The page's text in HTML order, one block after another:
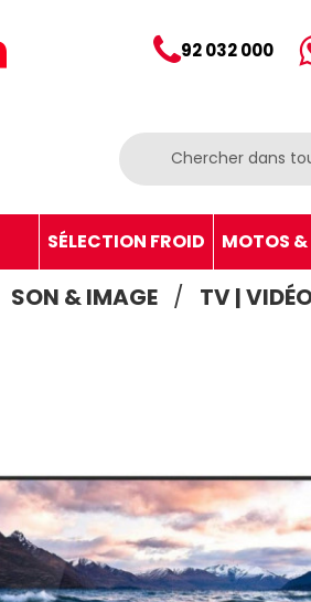
92 032 000
SÉLECTION FROID MOTOS &
SON & IMAGE TV |